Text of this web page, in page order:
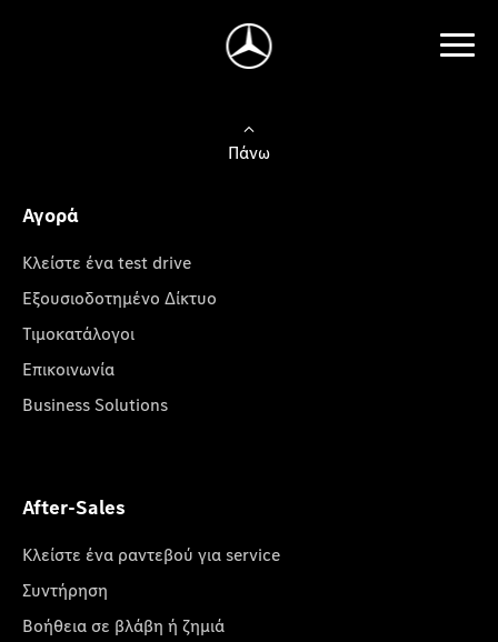
Πάνω
Αγορά
Κλείστε ένα test drive
Εξουσιοδοτημένο Δίκτυο
Τιμοκατάλογοι
Επικοινωνία
Business Solutions
After-Sales
Κλείστε ένα ραντεβού για service
Συντήρηση
Βοήθεια σε βλάβη ή ζημιά